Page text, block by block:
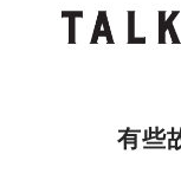
有些